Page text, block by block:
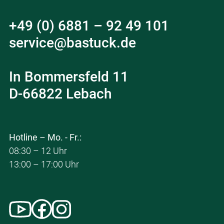
+49 (0) 6881 – 92 49 101
service@bastuck.de
In Bommersfeld 11
D-66822 Lebach
Hotline – Mo. - Fr.:
08:30 – 12 Uhr
13:00 – 17:00 Uhr